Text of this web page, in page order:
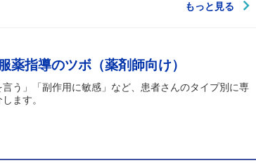
もっと見る
薬指導のツボ（薬剤師向け）
言う」「副作用に敏感」など、患者さんのタイプ別に専
ます。